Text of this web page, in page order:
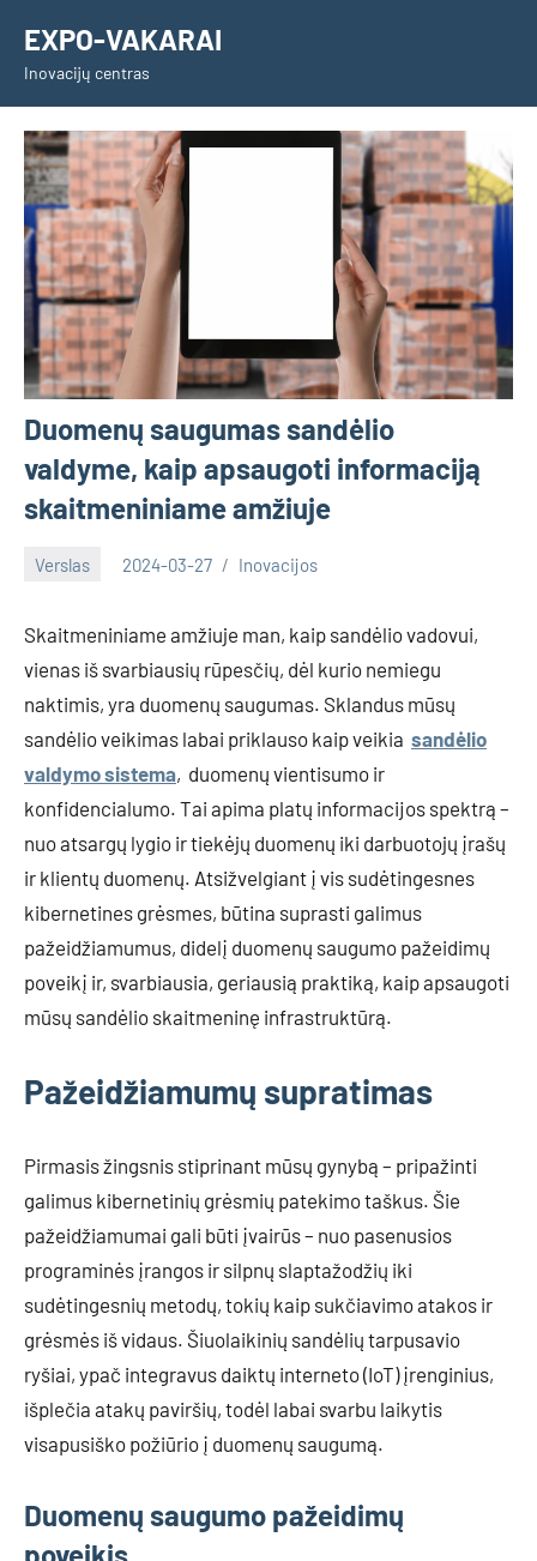
content
EXPO-VAKARAI
Inovacijų centras
Duomenų saugumas sandėlio
valdyme, kaip apsaugoti informaciją
skaitmeniniame amžiuje
Verslas 2024-03-27 Inovacijos
Skaitmeniniame amžiuje man, kaip sandėlio vadovui,
vienas iš svarbiausių rūpesčių, dėl kurio nemiegu
naktimis, yra duomenų saugumas. Sklandus mūsų
sandėlio veikimas labai priklauso kaip veikia sandėlio
valdymo sistema, duomenų vientisumo ir
konfidencialumo. Tai apima platų informacijos spektrą –
nuo atsargų lygio ir tiekėjų duomenų iki darbuotojų įrašų
ir klientų duomenų. Atsižvelgiant į vis sudėtingesnes
kibernetines grėsmes, būtina suprasti galimus
pažeidžiamumus, didelį duomenų saugumo pažeidimų
poveikį ir, svarbiausia, geriausią praktiką, kaip apsaugoti
mūsų sandėlio skaitmeninę infrastruktūrą.
Pažeidžiamumų supratimas
Pirmasis žingsnis stiprinant mūsų gynybą – pripažinti
galimus kibernetinių grėsmių patekimo taškus. Šie
pažeidžiamumai gali būti įvairūs – nuo pasenusios
programinės įrangos ir silpnų slaptažodžių iki
sudėtingesnių metodų, tokių kaip sukčiavimo atakos ir
grėsmės iš vidaus. Šiuolaikinių sandėlių tarpusavio
ryšiai, ypač integravus daiktų interneto (IoT) įrenginius,
išplečia atakų paviršių, todėl labai svarbu laikytis
visapusiško požiūrio į duomenų saugumą.
Duomenų saugumo pažeidimų